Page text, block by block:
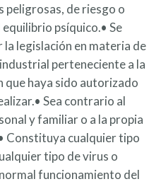
peligrosas, de riesgo o
psíquico.• Se
legislación en materia de
perteneciente a la
que haya sido autorizado
Sea contrario al
y familiar o a la propia
Constituya cualquier tipo
tipo de virus o
funcionamiento del